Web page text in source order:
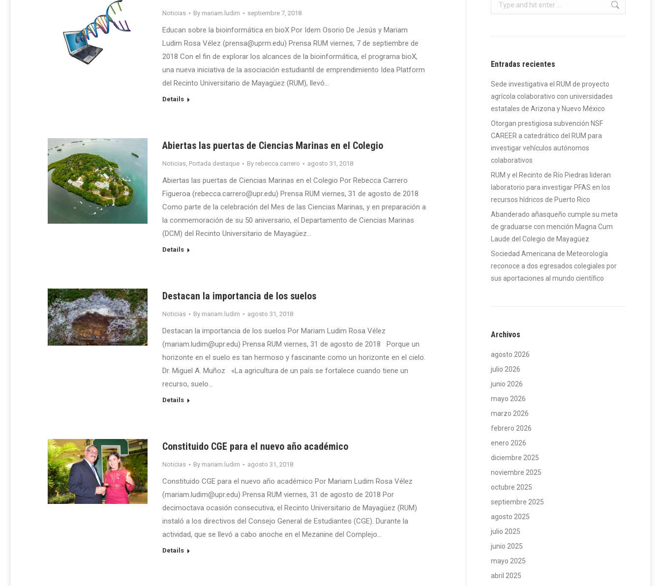
Noticias By mariam.ludim septiembre 7, 2018
Educan sobre la bioinformática en bioX Por Idem Osorio De Jesús y Mariam
Ludim Rosa Vélez (prensa@uprm.edu) Prensa RUM viernes, 7 de septiembre de
2018 Con el fin de explorar los alcances de la bioinformática, el programa bioX,
una nueva iniciativa de la asociación estudiantil de emprendimiento Idea Platform
del Recinto Universitario de Mayagüez (RUM), llevó…
Details
Abiertas las puertas de Ciencias Marinas en el Colegio
Noticias, Portada destaque By rebecca.carrero agosto 31, 2018
Abiertas las puertas de Ciencias Marinas en el Colegio Por Rebecca Carrero
Figueroa (rebecca.carrero@upr.edu) Prensa RUM viernes, 31 de agosto de 2018
Como parte de la celebración del Mes de las Ciencias Marinas, y en preparación a
la conmemoración de su 50 aniversario, el Departamento de Ciencias Marinas
(DCM) del Recinto Universitario de Mayagüez…
Details
Destacan la importancia de los suelos
Noticias By mariam.ludim agosto 31, 2018
Destacan la importancia de los suelos Por Mariam Ludim Rosa Vélez
(mariam.ludim@upr.edu) Prensa RUM viernes, 31 de agosto de 2018 Porque un
horizonte en el suelo es tan hermoso y fascinante como un horizonte en el cielo.
Dr. Miguel A. Muñoz «La agricultura de un país se fortalece cuando tiene un
recurso, suelo…
Details
Constituido CGE para el nuevo año académico
Noticias By mariam.ludim agosto 31, 2018
Constituido CGE para el nuevo año académico Por Mariam Ludim Rosa Vélez
(mariam.ludim@upr.edu) Prensa RUM viernes, 31 de agosto de 2018 Por
decimoctava ocasión consecutiva, el Recinto Universitario de Mayagüez (RUM)
instaló a los directivos del Consejo General de Estudiantes (CGE). Durante la
actividad, que se llevó a cabo anoche en el Mezanine del Complejo…
Details
Entradas recientes
Sede investigativa el RUM de proyecto
agrícola colaborativo con universidades
estatales de Arizona y Nuevo México
Otorgan prestigiosa subvención NSF
CAREER a catedrático del RUM para
investigar vehículos autónomos
colaborativos
RUM y el Recinto de Río Piedras lideran
laboratorio para investigar PFAS en los
recursos hídricos de Puerto Rico
Abanderado añasqueño cumple su meta
de graduarse con mención Magna Cum
Laude del Colegio de Mayagüez
Sociedad Americana de Meteorología
reconoce a dos egresados colegiales por
sus aportaciones al mundo científico
Archivos
agosto 2026
julio 2026
junio 2026
mayo 2026
marzo 2026
febrero 2026
enero 2026
diciembre 2025
noviembre 2025
octubre 2025
septiembre 2025
agosto 2025
julio 2025
junio 2025
mayo 2025
abril 2025